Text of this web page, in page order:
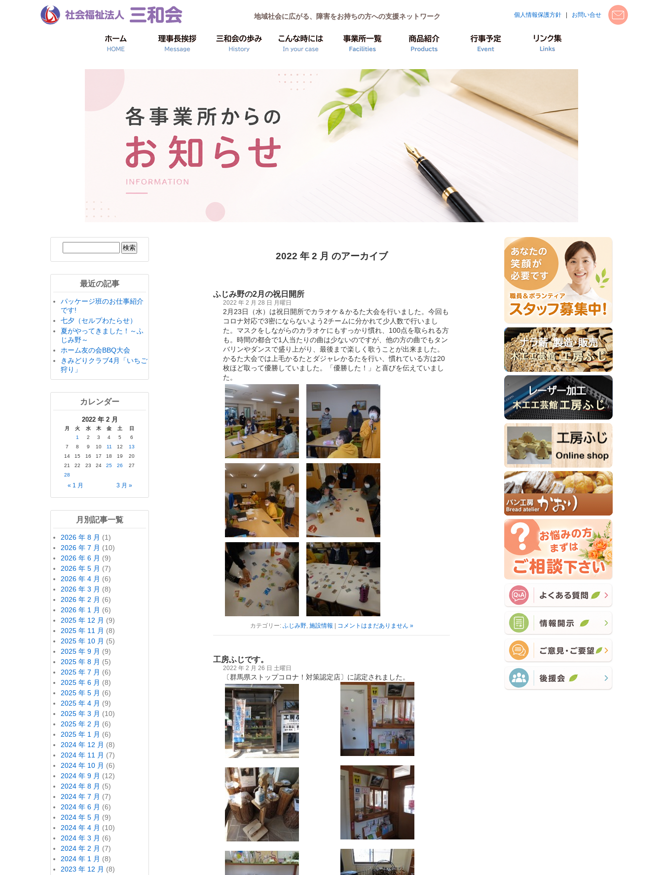
個人情報保護方針 お問い合せ
地域社会に広がる、障害をお持ちの方への支援ネットワーク
最近の記事
パッケージ班のお仕事紹介
です!
七夕（セルプわたらせ）
夏がやってきました！～ふ
じみ野～
ホーム友の会BBQ大会
きみどりクラブ4月「いちご
狩り」
カレンダー
2022 年 2 月
月 火 水 木 金 土 日
« 1 月 3 月 »
1 2 3 4 5
6
7
8 9 10 11 12
13
14
15 16 17 18 19
20
21
22 23 24 25 26
27
28
月別記事一覧
2026 年 8 月 (1)
2026 年 7 月 (10)
2026 年 6 月 (9)
2026 年 5 月 (7)
2026 年 4 月 (6)
2026 年 3 月 (8)
2026 年 2 月 (6)
2026 年 1 月 (6)
2025 年 12 月 (9)
2025 年 11 月 (8)
2025 年 10 月 (5)
2025 年 9 月 (9)
2025 年 8 月 (5)
2025 年 7 月 (6)
2025 年 6 月 (8)
2025 年 5 月 (6)
2025 年 4 月 (9)
2025 年 3 月 (10)
2025 年 2 月 (6)
2025 年 1 月 (6)
2024 年 12 月 (8)
2024 年 11 月 (7)
2024 年 10 月 (6)
2024 年 9 月 (12)
2024 年 8 月 (5)
2024 年 7 月 (7)
2024 年 6 月 (6)
2024 年 5 月 (9)
2024 年 4 月 (10)
2024 年 3 月 (6)
2024 年 2 月 (7)
2024 年 1 月 (8)
2023 年 12 月 (8)
2022 年 2 月 のアーカイブ
ふじみ野の2月の祝日開所
2022 年 2 月 28 日 月曜日
2月23日（水）は祝日開所でカラオケ＆かるた大会を行いました。今回も
コロナ対応で3密にならないよう2チームに分かれて少人数で行いまし
た。マスクをしながらのカラオケにもすっかり慣れ、100点を取られる方
も。時間の都合で1人当たりの曲は少ないのですが、他の方の曲でもタン
バリンやダンスで盛り上がり、最後まで楽しく歌うことが出来ました。
かるた大会では上毛かるたとダジャレかるたを行い、慣れている方は20
枚ほど取って優勝していました。「優勝した！」と喜びを伝えていまし
た。
カテゴリー: ふじみ野, 施設情報 コメントはまだありません »
工房ふじです。
2022 年 2 月 26 日 土曜日
〔群馬県ストップコロナ！対策認定店〕に認定されました。